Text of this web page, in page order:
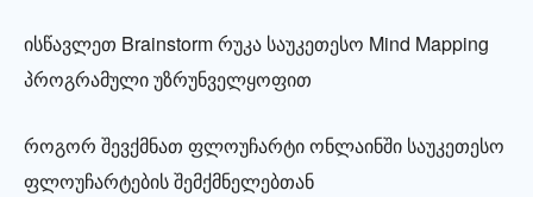
ისწავლეთ Brainstorm რუკა საუკეთესო Mind Mapping
პროგრამული უზრუნველყოფით
როგორ შევქმნათ ფლოუჩარტი ონლაინში საუკეთესო
ფლოუჩარტების შემქმნელებთან